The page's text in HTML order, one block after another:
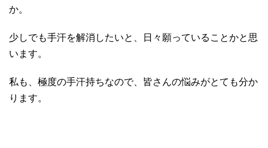
か。
少しでも手汗を解消したいと、日々願っていることかと思
います。
私も、極度の手汗持ちなので、皆さんの悩みがとても分か
ります。